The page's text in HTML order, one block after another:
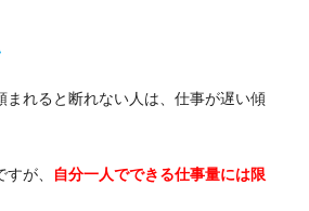
まれると断れない人は、仕事が遅い傾
が、
自分一人でできる仕事量には限